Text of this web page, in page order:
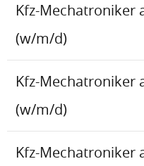
Kfz-Mechatroniker
(w/m/d)
Kfz-Mechatroniker
(w/m/d)
Kfz-Mechatroniker